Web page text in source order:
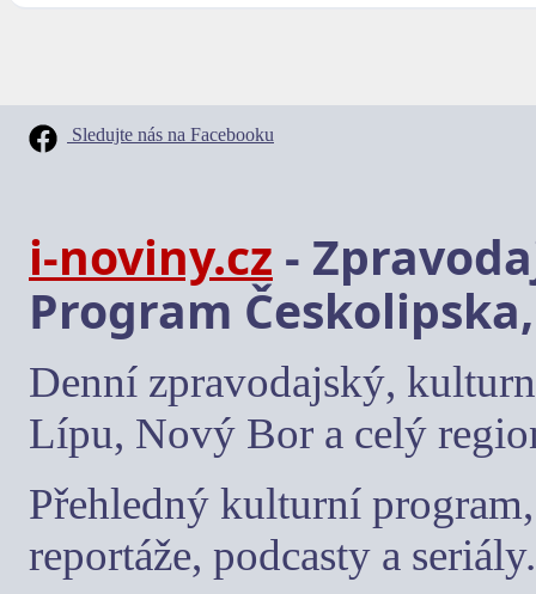
Sledujte nás na Facebooku
i-noviny.cz -
Program
Denní zpravodajský,
Lípu, Nový Bor a celý
Přehledný kulturní
reportáže, podcasty a seriály.